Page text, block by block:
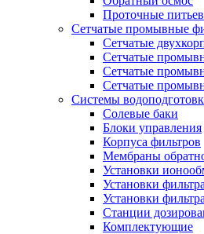
Проточные
Сетчатые промывные
Сетчатые
Сетчатые
Сетчатые
Сетчатые
Системы
Солевые баки
Блоки управления
Корпуса фильтров
Мембраны
Установки
Установки
Установки
Станции
Комплектующие